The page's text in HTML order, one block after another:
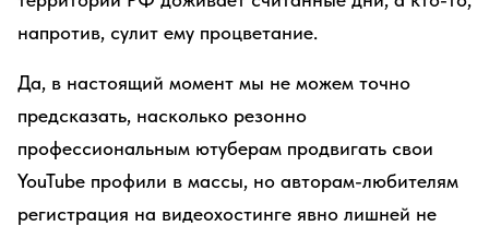
напротив, сулит ему процветание.
Да, в настоящий момент мы не можем точно
предсказать, насколько резонно
профессиональным ютуберам продвигать свои
YouTube профили в массы, но авторам-любителям
регистрация на видеохостинге явно лишней не